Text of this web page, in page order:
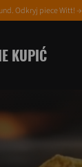
Odkryj piece Witt! →
KUPIĆ